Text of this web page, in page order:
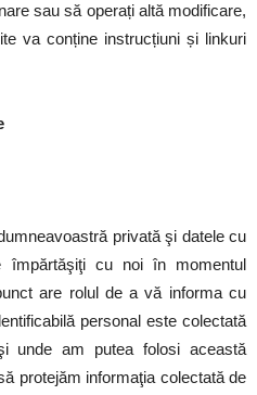
sau să operați altă modificare,
va conține instrucțiuni și linkuri
privată şi datele cu
împărtăşiţi cu noi în momentul
are rolul de a vă informa cu
personal este colectată
unde am putea folosi această
protejăm informaţia colectată de